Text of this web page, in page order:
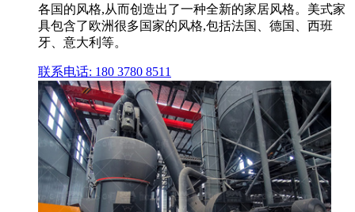
各国的风格,从而创造出了一种全新的家居风格。美式家
具包含了欧洲很多国家的风格,包括法国、德国、西班
牙、意大利等。
联系电话: 180 3780 8511